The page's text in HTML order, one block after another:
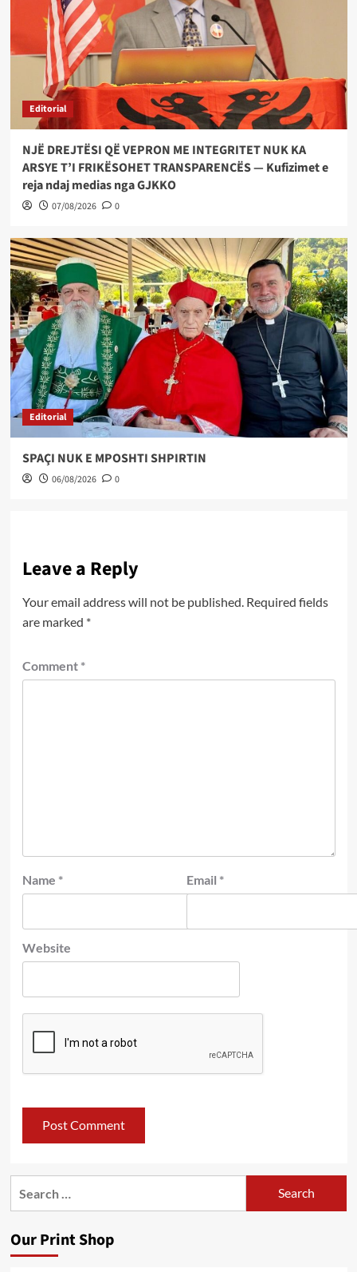
Editorial
NJË DREJTËSI QË VEPRON ME INTEGRITET NUK KA
ARSYE T’I FRIKËSOHET TRANSPARENCËS — Kufizimet e
reja ndaj medias nga GJKKO
07/08/2026 0
Editorial
SPAÇI NUK E MPOSHTI SHPIRTIN
06/08/2026 0
Leave a Reply
Your email address will not be published. Required fields
are marked *
Comment *
Name * Email *
Website
Our Print Shop